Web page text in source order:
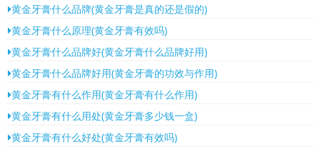
黄金牙膏什么品牌(黄金牙膏是真的还是假的)
黄金牙膏什么原理(黄金牙膏有效吗)
黄金牙膏什么品牌好(黄金牙膏什么品牌好用)
黄金牙膏什么品牌好用(黄金牙膏的功效与作用)
黄金牙膏有什么作用(黄金牙膏有什么作用)
黄金牙膏有什么用处(黄金牙膏多少钱一盒)
黄金牙膏有什么好处(黄金牙膏有效吗)